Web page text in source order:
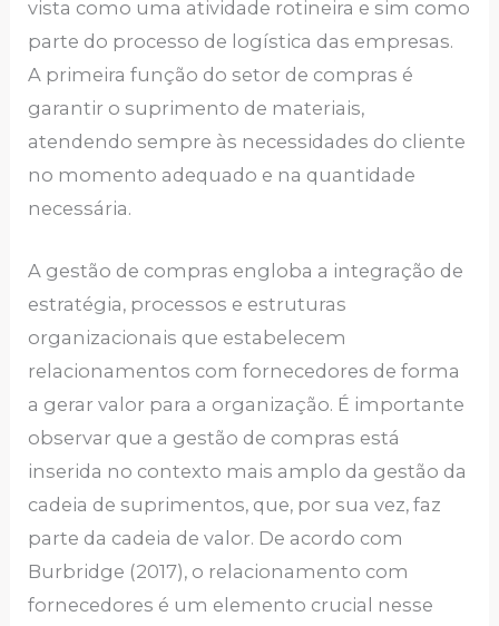
vista como uma atividade rotineira e sim como
parte do processo de logística das empresas.
A primeira função do setor de compras é
garantir o suprimento de materiais,
atendendo sempre às necessidades do cliente
no momento adequado e na quantidade
necessária.
A gestão de compras engloba a integração de
estratégia, processos e estruturas
organizacionais que estabelecem
relacionamentos com fornecedores de forma
a gerar valor para a organização. É importante
observar que a gestão de compras está
inserida no contexto mais amplo da gestão da
cadeia de suprimentos, que, por sua vez, faz
parte da cadeia de valor. De acordo com
Burbridge (2017), o relacionamento com
fornecedores é um elemento crucial nesse